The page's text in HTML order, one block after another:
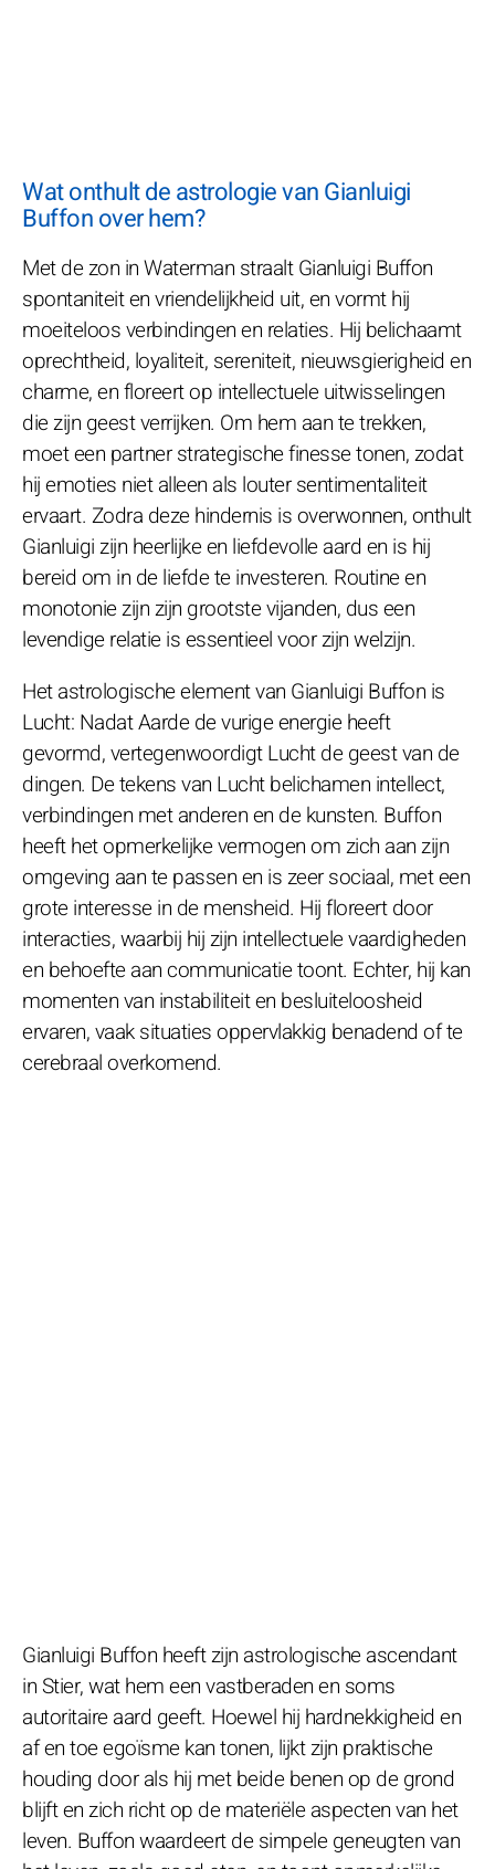
Wat onthult de astrologie van Gianluigi
Buffon over hem?
Met de zon in Waterman straalt Gianluigi Buffon
spontaniteit en vriendelijkheid uit, en vormt hij
moeiteloos verbindingen en relaties. Hij belichaamt
oprechtheid, loyaliteit, sereniteit, nieuwsgierigheid en
charme, en floreert op intellectuele uitwisselingen
die zijn geest verrijken. Om hem aan te trekken,
moet een partner strategische finesse tonen, zodat
hij emoties niet alleen als louter sentimentaliteit
ervaart. Zodra deze hindernis is overwonnen, onthult
Gianluigi zijn heerlijke en liefdevolle aard en is hij
bereid om in de liefde te investeren. Routine en
monotonie zijn zijn grootste vijanden, dus een
levendige relatie is essentieel voor zijn welzijn.
Het astrologische element van Gianluigi Buffon is
Lucht: Nadat Aarde de vurige energie heeft
gevormd, vertegenwoordigt Lucht de geest van de
dingen. De tekens van Lucht belichamen intellect,
verbindingen met anderen en de kunsten. Buffon
heeft het opmerkelijke vermogen om zich aan zijn
omgeving aan te passen en is zeer sociaal, met een
grote interesse in de mensheid. Hij floreert door
interacties, waarbij hij zijn intellectuele vaardigheden
en behoefte aan communicatie toont. Echter, hij kan
momenten van instabiliteit en besluiteloosheid
ervaren, vaak situaties oppervlakkig benadend of te
cerebraal overkomend.
Gianluigi Buffon heeft zijn astrologische ascendant
in Stier, wat hem een vastberaden en soms
autoritaire aard geeft. Hoewel hij hardnekkigheid en
af en toe egoïsme kan tonen, lijkt zijn praktische
houding door als hij met beide benen op de grond
blijft en zich richt op de materiële aspecten van het
leven. Buffon waardeert de simpele geneugten van